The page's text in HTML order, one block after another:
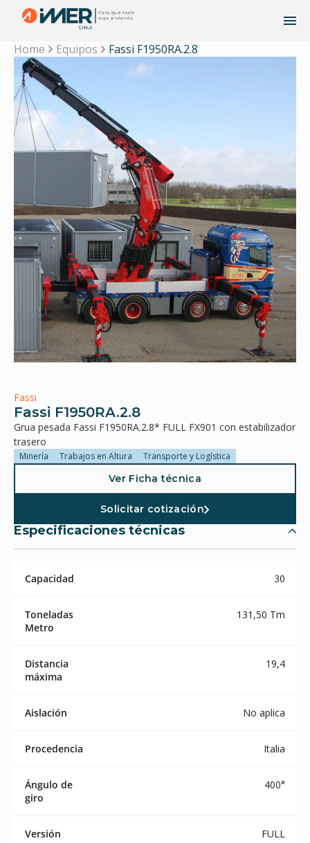
Home Equipos Fassi F1950RA.2.8
Fassi
Fassi F1950RA.2.8
Grua pesada Fassi F1950RA.2.8* FULL FX901 con estabilizador
trasero
Minería Trabajos en Altura Transporte y Logística
Ver Ficha técnica
Solicitar cotización
Especificaciones técnicas
Capacidad 30
Toneladas
Metro
131,50 Tm
Distancia
máxima
19,4
Aislación No aplica
Procedencia Italia
Ángulo de
giro
400°
Versión FULL